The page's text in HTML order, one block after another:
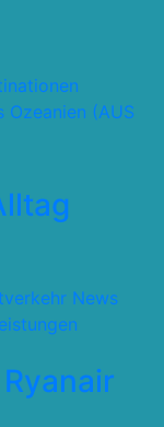
Ozeanien (AUS
News